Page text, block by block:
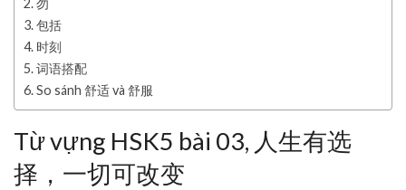
2. 勿
3. 包括
4. 时刻
5. 词语搭配
6. So sánh 舒适 và 舒服
Từ vựng HSK5 bài 03, 人生有选
择，一切可改变